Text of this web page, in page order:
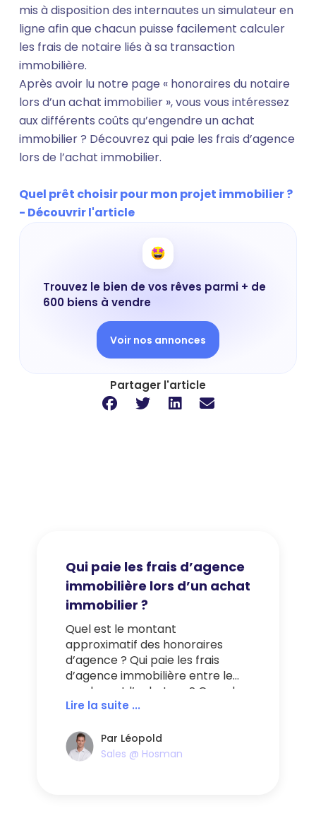
mis à disposition des internautes un simulateur en
ligne afin que chacun puisse facilement calculer
les frais de notaire liés à sa transaction
immobilière.
Après avoir lu notre page « honoraires du notaire
lors d’un achat immobilier », vous vous intéressez
aux différents coûts qu’engendre un achat
immobilier ? Découvrez qui paie les frais d’agence
lors de l’achat immobilier.
Quel prêt choisir pour mon projet immobilier ?
- Découvrir l'article
Trouvez le bien de vos rêves parmi + de
600 biens à vendre
Voir nos annonces
Partager l'article
Qui paie les frais d’agence
immobilière lors d’un achat
immobilier ?
Quel est le montant
approximatif des honoraires
d’agence ? Qui paie les frais
d’agence immobilière entre le
vendeur et l’acheteur ? Quand
faut-il payer les honoraires
vos questions.
Lire la suite ...
Par Léopold
Sales @ Hosman